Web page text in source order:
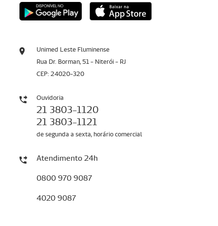
Unimed Leste Fluminense
Rua Dr. Borman, 51 - Niterói - RJ
CEP: 24020-320
Ouvidoria
21 3803-1120
21 3803-1121
de segunda a sexta, horário comercial
Atendimento 24h
0800 970 9087
4020 9087